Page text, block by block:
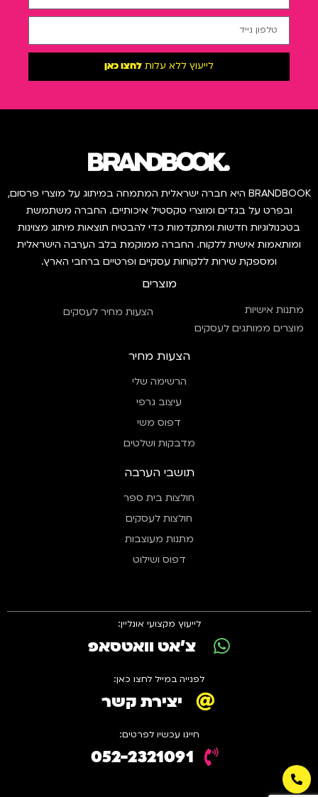
לייעוץ ללא עלות לחצו כאן
BRANDBOOK היא חברה ישראלית המתמחה במיתוג על מוצרי פרסום,
ובפרט על בגדים ומוצרי טקסטיל איכותיים. החברה משתמשת
בטכנולוגיות חדשות ומתקדמות כדי להבטיח תוצאות מיתוג מצוינות
ומותאמות אישית ללקוח. החברה ממוקמת בלב הערבה הישראלית
ומספקת שירות ללקוחות עסקיים ופרטיים ברחבי הארץ.
מוצרים
מתנות אישיות
מוצרים ממותגים לעסקים
הצעות מחיר לעסקים
הצעות מחיר
הרשימה שלי
עיצוב גרפי
דפוס משי
מדבקות ושלטים
תושבי הערבה
חולצות בית ספר
חולצות לעסקים
מתנות מעוצבות
דפוס ושילוט
לייעוץ מקצועי אונליין:
צ'אט וואטסאפ
לפנייה במייל לחצו כאן:
יצירת קשר
חייגו עכשיו לפרטים:
052-2321091